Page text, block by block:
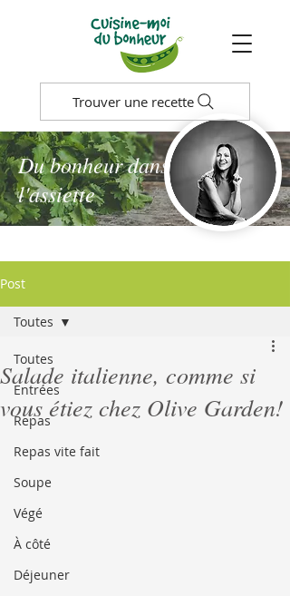
Trouver une recette
Du bonheur dans
l'assiette
Post
Toutes
Entrées
Repas
Repas vite fait
Soupe
Végé
À côté
Déjeuner
Toutes
Salade italienne, comme si
vous étiez chez Olive Garden!